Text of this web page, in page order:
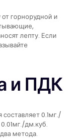
горнорудной и
лепту. Если
и ПДК
0.1мг./
дм.куб.
метода.